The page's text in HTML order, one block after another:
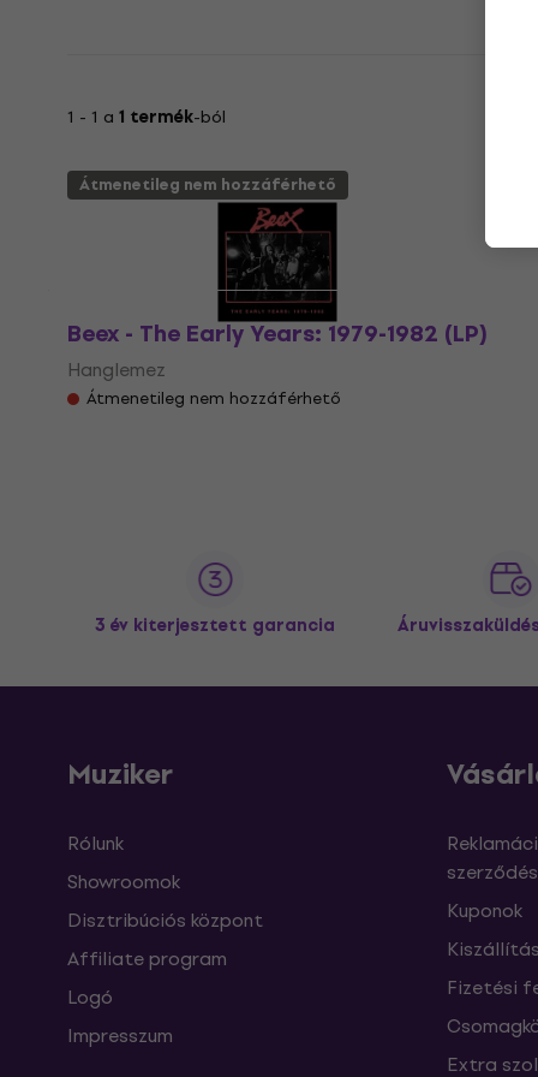
1 - 1 a 1 termék-ból
Átmenetileg nem hozzáférhető
Beex - The Early Years: 1979-1982 (LP)
Hanglemez
Átmenetileg nem hozzáférhető
3 év kiterjesztett garancia
Muziker
Rólunk
Showroomok
Disztribúciós központ
Affiliate program
Logó
Impresszum
Kuponok
Fizetési
Extra